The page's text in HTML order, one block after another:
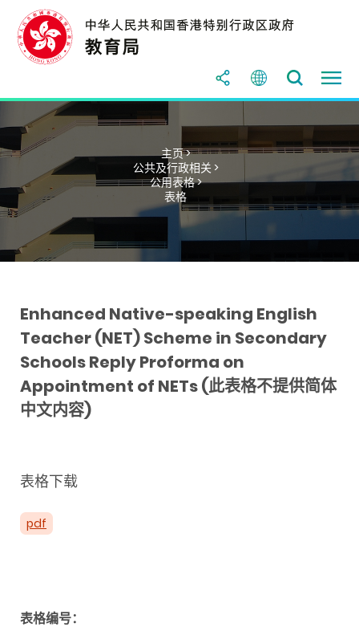
主页 >
公共及行政相关 >
公用表格 >
表格
Enhanced Native-speaking English
Teacher (NET) Scheme in Secondary
Schools Reply Proforma on
Appointment of NETs (此表格不提供简体
中文内容)
表格下载
pdf
表格编号：